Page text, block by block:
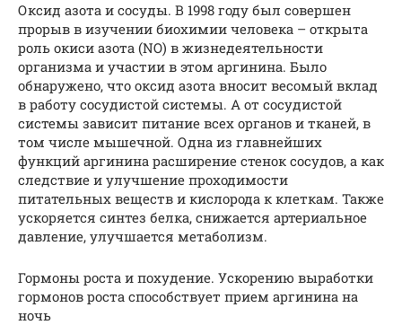
Оксид азота и сосуды. В 1998 году был совершен
прорыв в изучении биохимии человека – открыта
роль окиси азота (NO) в жизнедеятельности
организма и участии в этом аргинина. Было
обнаружено, что оксид азота вносит весомый вклад
в работу сосудистой системы. А от сосудистой
системы зависит питание всех органов и тканей, в
том числе мышечной. Одна из главнейших
функций аргинина расширение стенок сосудов, а как
следствие и улучшение проходимости
питательных веществ и кислорода к клеткам. Также
ускоряется синтез белка, снижается артериальное
давление, улучшается метаболизм.
Гормоны роста и похудение. Ускорению выработки
гормонов роста способствует прием аргинина на
ночь